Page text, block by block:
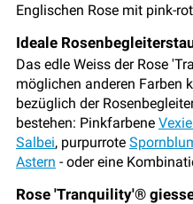
Englischen Rose mit pink-
Ideale
Das edle Weiss der Rose
möglichen anderen Farben
bezüglich der
bestehen: Pinkfarbene
Salbei, purpurrote
Astern - oder eine
Rose 'Tranquility'®